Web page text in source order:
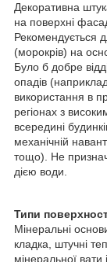
Декоративна
на поверхні
Рекомендується
(морокрів) на
Було б добре
опадів
використання в
регіонах з
всередині
механічній
тощо). Не
дією води.
Типи
Мінеральні
кладка, штучні
мінеральної